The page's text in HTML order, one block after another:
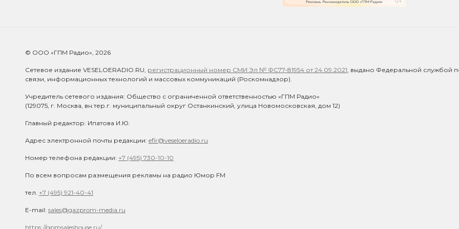
© ООО «ГПМ Радио», 2026
Сетевое издание VESELOERADIO.RU, регистрационный номер СМИ Эл № ФС77-81954 от 24.09.2021, выдано Федеральной службой
связи, информационных технологий и массовых коммуникаций (Роскомнадзор).
Учредитель сетевого издания: Общество с ограниченной ответственностью «ГПМ Радио»
(129075, г. Москва, вн.тер.г. муниципальный округ Останкинский, улица Новомосковская, дом 12)
Главный редактор: Ипатова И.Ю.
Адрес электронной почты редакции: efir@veseloeradio.ru
Номер телефона редакции: +7 (495) 730-10-10
По всем вопросам размещения рекламы на радио Юмор FM
тел. +7 (495) 921-40-41
E-mail: sales@gazprom-media.ru
https://gpmsaleshouse.ru/